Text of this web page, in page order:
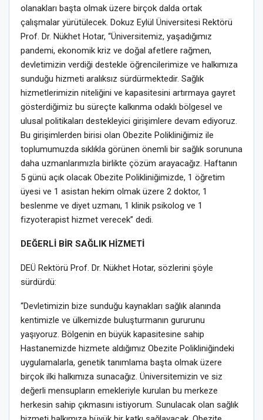
olanakları başta olmak üzere birçok dalda ortak
çalışmalar yürütülecek. Dokuz Eylül Üniversitesi Rektörü
Prof. Dr. Nükhet Hotar, “Üniversitemiz, yaşadığımız
pandemi, ekonomik kriz ve doğal afetlere rağmen,
devletimizin verdiği destekle öğrencilerimize ve halkımıza
sunduğu hizmeti aralıksız sürdürmektedir. Sağlık
hizmetlerimizin niteliğini ve kapasitesini artırmaya gayret
gösterdiğimiz bu süreçte kalkınma odaklı bölgesel ve
ulusal politikaları destekleyici girişimlere devam ediyoruz.
Bu girişimlerden birisi olan Obezite Polikliniğimiz ile
toplumumuzda sıklıkla görünen önemli bir sağlık sorununa
daha uzmanlarımızla birlikte çözüm arayacağız. Haftanın
5 günü açık olacak Obezite Polikliniğimizde, 1 öğretim
üyesi ve 1 asistan hekim olmak üzere 2 doktor, 1
beslenme ve diyet uzmanı, 1 klinik psikolog ve 1
fizyoterapist hizmet verecek” dedi.
DEĞERLİ BİR SAĞLIK HİZMETİ
DEÜ Rektörü Prof. Dr. Nükhet Hotar, sözlerini şöyle
sürdürdü:
“Devletimizin bize sunduğu kaynakları sağlık alanında
kentimizle ve ülkemizde buluşturmanın gururunu
yaşıyoruz. Bölgenin en büyük kapasitesine sahip
Hastanemizde hizmete aldığımız Obezite Polikliniğindeki
uygulamalarla, genetik tanımlama başta olmak üzere
birçok ilki halkımıza sunacağız. Üniversitemizin ve siz
değerli mensupların emekleriyle kurulan bu merkeze
herkesin sahip çıkmasını istiyorum. Sunulacak olan sağlık